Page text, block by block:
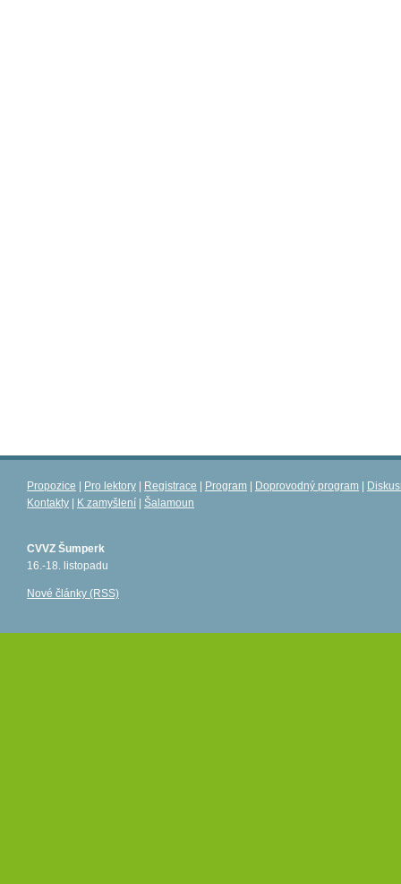
Propozice Pro lektory Registrace Program Doprovodný program
Kontakty
K zamyšlení Šalamoun
CVVZ Šumperk
16.-18. listopadu
Nové články (RSS)